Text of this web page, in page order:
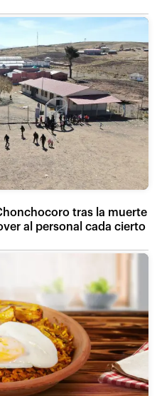
tras la muerte
al personal cada cierto